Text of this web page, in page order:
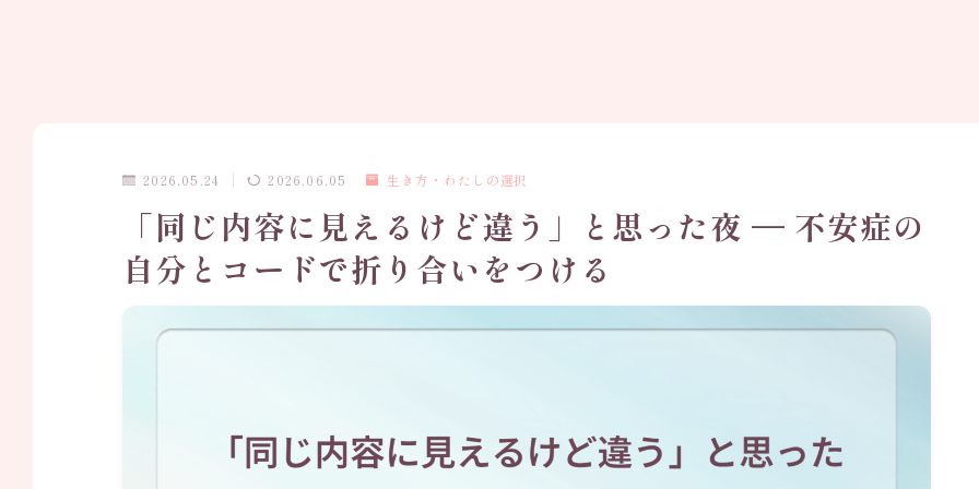
2026.05.24 2026.06.05 生き方・わたしの選択
「同じ内容に見えるけど違う」と思った夜 — 不安症の
自分とコードで折り合いをつける